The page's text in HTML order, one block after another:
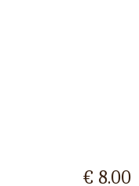
€ 8.00